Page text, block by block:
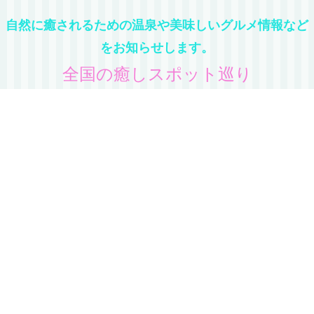
自然に癒されるための温泉や美味しいグルメ情報など
をお知らせします。
全国の癒しスポット巡り